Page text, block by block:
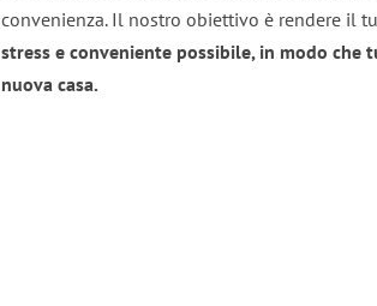
convenienza. Il nostro obiettivo è rendere il
stress e conveniente possibile, in modo che
nuova casa.